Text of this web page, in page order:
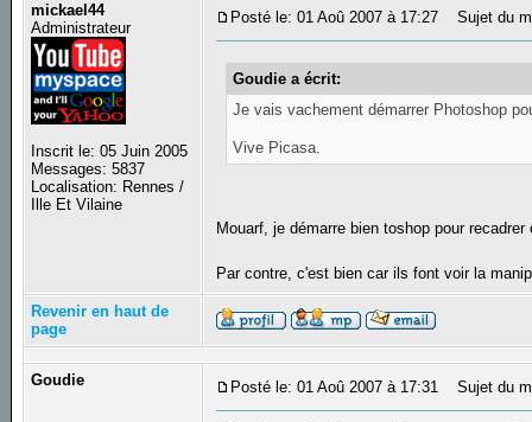
mickael44
Administrateur
Inscrit le: 05 Juin 2005
Messages: 5837
Localisation: Rennes /
Ille Et Vilaine
Posté le: 01 Aoû 2007 à 17:27 Sujet du
Goudie a écrit:
Je vais vachement démarrer Photoshop
Vive Picasa.
Mouarf, je démarre bien toshop pour
Par contre, c'est bien car ils font voir la
Revenir en haut de
page
Goudie Posté le: 01 Aoû 2007 à 17:31 Sujet du